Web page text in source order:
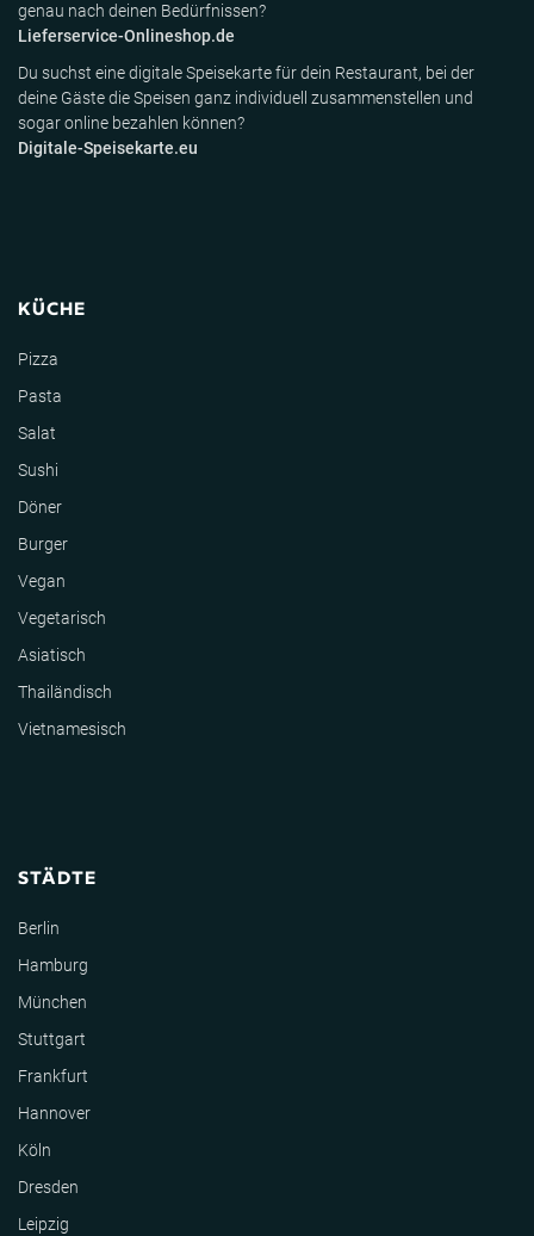
genau nach deinen Bedürfnissen?
Lieferservice-Onlineshop.de
Du suchst eine digitale Speisekarte für dein Restaurant, bei der
deine Gäste die Speisen ganz individuell zusammenstellen und
sogar online bezahlen können?
Digitale-Speisekarte.eu
KÜCHE
Pizza
Pasta
Salat
Sushi
Döner
Burger
Vegan
Vegetarisch
Asiatisch
Thailändisch
Vietnamesisch
STÄDTE
Berlin
Hamburg
München
Stuttgart
Frankfurt
Hannover
Köln
Dresden
Leipzig